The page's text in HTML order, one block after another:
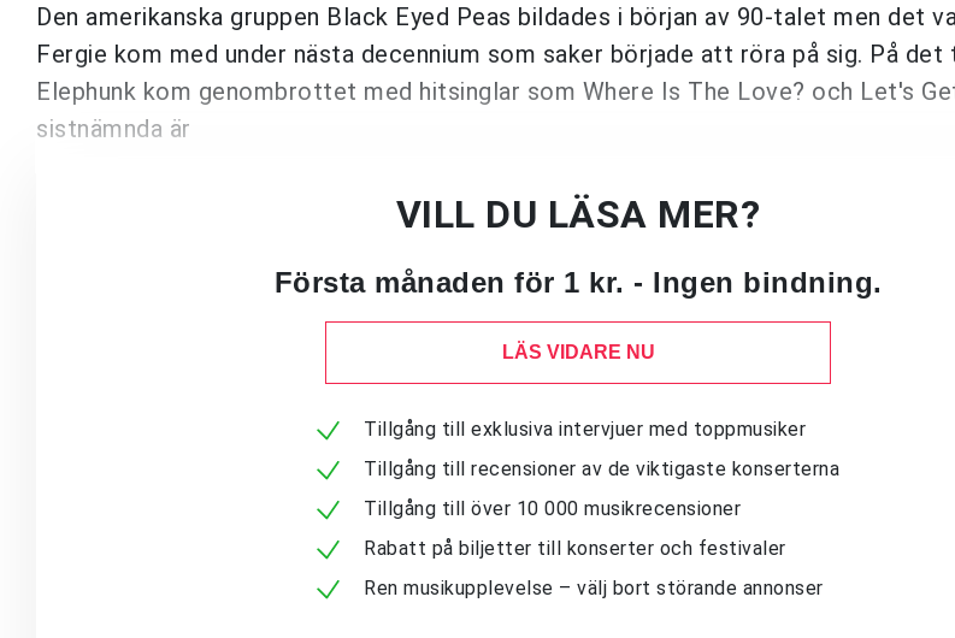
Den amerikanska gruppen Black Eyed Peas bildades i början av 90-talet men det
Fergie kom med under nästa decennium som saker började att röra på sig. På det
Elephunk kom genombrottet med hitsinglar som Where Is The Love? och Let's
sistnämnda är
VILL DU LÄSA MER?
Första månaden för 1 kr. - Ingen bindning.
LÄS VIDARE NU
Tillgång till exklusiva intervjuer med toppmusiker
Tillgång till recensioner av de viktigaste konserterna
Tillgång till över 10 000 musikrecensioner
Rabatt på biljetter till konserter och festivaler
Ren musikupplevelse – välj bort störande annonser